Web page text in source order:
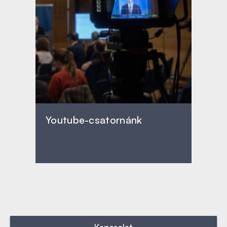
Youtube-csatornánk